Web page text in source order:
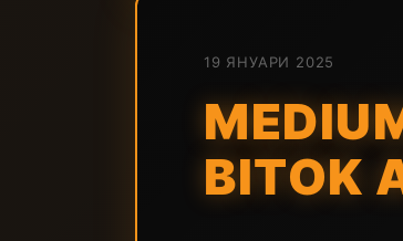
19 ЯНУАРИ 2025
BITOK